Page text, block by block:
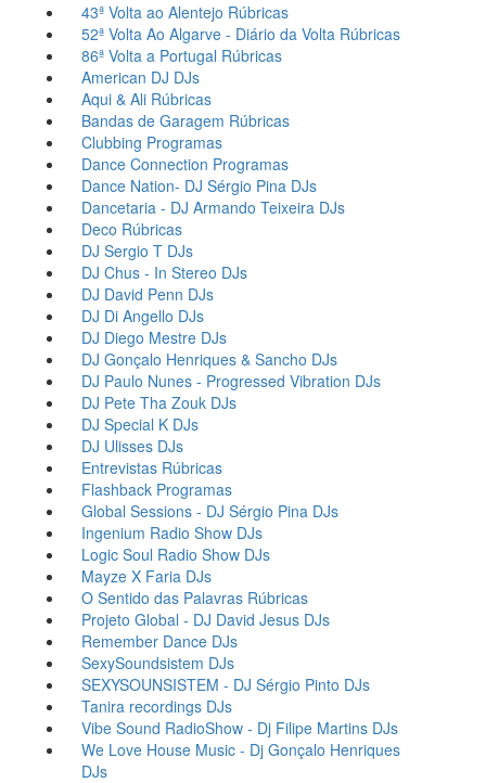
43ª Volta ao Alentejo Rúbricas
52ª Volta Ao Algarve - Diário da Volta Rúbricas
86ª Volta a Portugal Rúbricas
American DJ DJs
Aqui & Ali Rúbricas
Bandas de Garagem Rúbricas
Clubbing Programas
Dance Connection Programas
Dance Nation- DJ Sérgio Pina DJs
Dancetaria - DJ Armando Teixeira DJs
Deco Rúbricas
DJ Sergio T DJs
DJ Chus - In Stereo DJs
DJ David Penn DJs
DJ Di Angello DJs
DJ Diego Mestre DJs
DJ Gonçalo Henriques & Sancho DJs
DJ Paulo Nunes - Progressed Vibration DJs
DJ Pete Tha Zouk DJs
DJ Special K DJs
DJ Ulisses DJs
Entrevistas Rúbricas
Flashback Programas
Global Sessions - DJ Sérgio Pina DJs
Ingenium Radio Show DJs
Logic Soul Radio Show DJs
Mayze X Faria DJs
O Sentido das Palavras Rúbricas
Projeto Global - DJ David Jesus DJs
Remember Dance DJs
SexySoundsistem DJs
SEXYSOUNSISTEM - DJ Sérgio Pinto DJs
Tanira recordings DJs
Vibe Sound RadioShow - Dj Filipe Martins DJs
We Love House Music - Dj Gonçalo Henriques
DJs